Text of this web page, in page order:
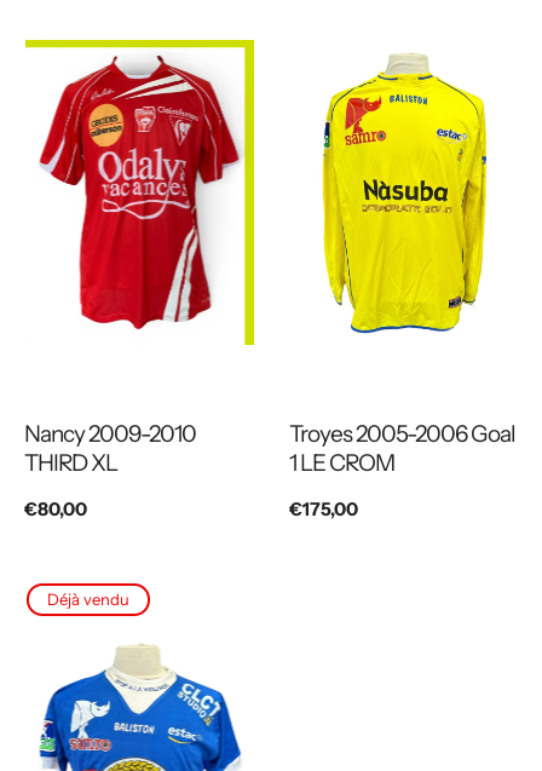
Nancy 2009-2010
THIRD XL
Prix
€80,00
Troyes 2005-2006 Goal
1 LE CROM
Prix
€175,00
Déjà vendu